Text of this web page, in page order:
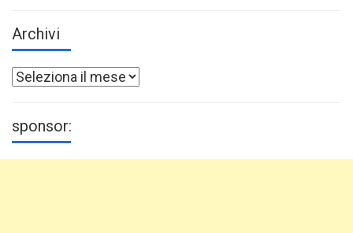
Archivi
Archivi
sponsor: